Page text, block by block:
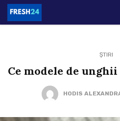
ȘTIRI
Ce modele de
HODIS